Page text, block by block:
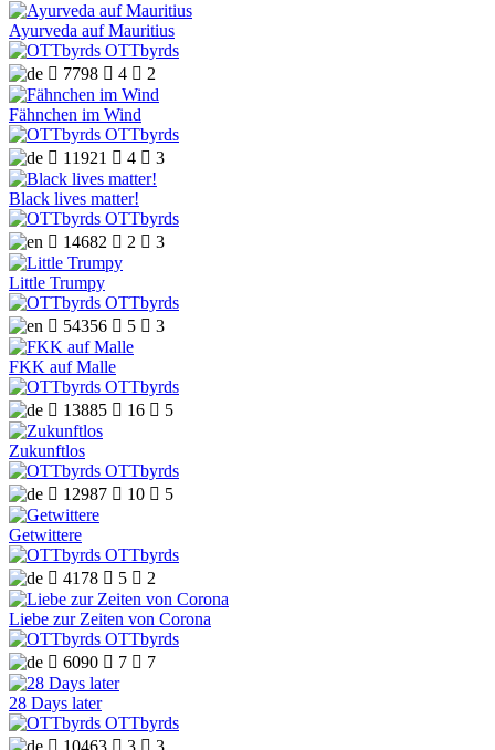
Ayurveda auf Mauritius
OTTbyrds
 7798  4  2
Fähnchen im Wind
OTTbyrds
 11921  4  3
Black lives matter!
OTTbyrds
 14682  2  3
Little Trumpy
OTTbyrds
 54356  5  3
FKK auf Malle
OTTbyrds
 13885  16  5
Zukunftlos
OTTbyrds
 12987  10  5
Getwittere
OTTbyrds
 4178  5  2
Liebe zur Zeiten von Corona
OTTbyrds
 6090  7  7
28 Days later
OTTbyrds
 10463  3  3